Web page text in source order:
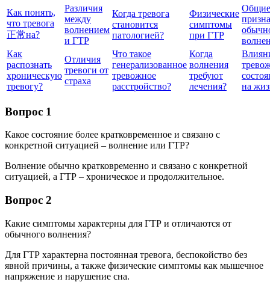
Как понять,
что тревога
正常на?
Различия
между
волнением
и ГТР
Когда тревога
становится
патологией?
Физические
симптомы
при ГТР
Общие
Как
распознать
хроническую
тревогу?
Отличия
тревоги от
страха
Что такое
генерализованное
тревожное
расстройство?
Когда
волнения
требуют
лечения?
на
Вопрос 1
Какое состояние более кратковременное и связано с
конкретной ситуацией – волнение или ГТР?
Волнение обычно кратковременно и связано с конкретной
ситуацией, а ГТР – хроническое и продолжительное.
Вопрос 2
Какие симптомы характерны для ГТР и отличаются от
обычного волнения?
Для ГТР характерна постоянная тревога, беспокойство без
явной причины, а также физические симптомы как мышечное
напряжение и нарушение сна.